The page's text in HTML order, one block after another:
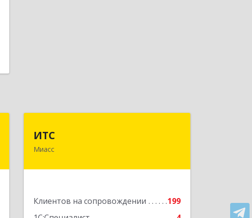
ИТС
Миасс
Клиентов на сопровождении
199
456300, Челябинская обл, Миасс г,